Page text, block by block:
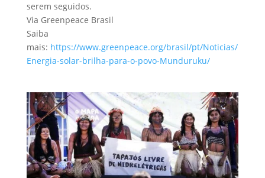
serem seguidos.
Via Greenpeace Brasil
Saiba
mais: https://www.greenpeace.org/brasil/pt/Noticias/
Energia-solar-brilha-para-o-povo-Munduruku/